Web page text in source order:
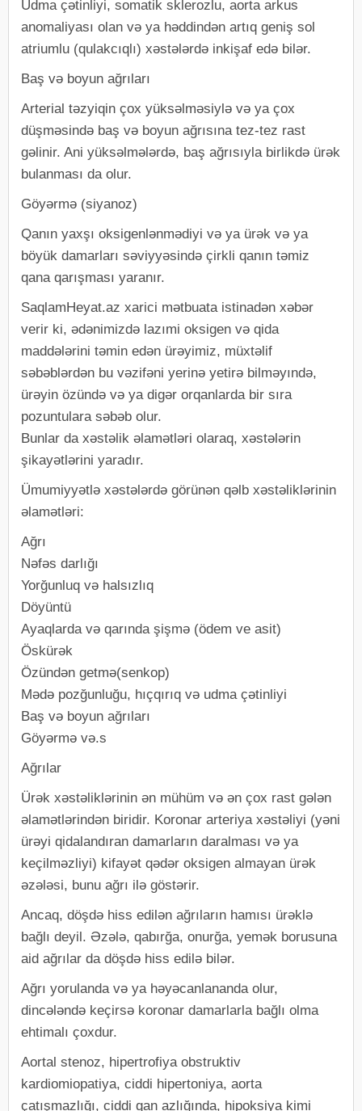
Udma çətinliyi, somatik sklerozlu, aorta arkus
anomaliyası olan və ya həddindən artıq geniş sol
atriumlu (qulakcıqlı) xəstələrdə inkişaf edə bilər.
Baş və boyun ağrıları
Arterial təzyiqin çox yüksəlməsiylə və ya çox
düşməsində baş və boyun ağrısına tez-tez rast
gəlinir. Ani yüksəlmələrdə, baş ağrısıyla birlikdə ürək
bulanması da olur.
Göyərmə (siyanoz)
Qanın yaxşı oksigenlənmədiyi və ya ürək və ya
böyük damarları səviyyəsində çirkli qanın təmiz
qana qarışması yaranır.
SaqlamHeyat.az xarici mətbuata istinadən xəbər
verir ki, ədənimizdə lazımi oksigen və qida
maddələrini təmin edən ürəyimiz, müxtəlif
səbəblərdən bu vəzifəni yerinə yetirə bilməyındə,
ürəyin özündə və ya digər orqanlarda bir sıra
pozuntulara səbəb olur.
Bunlar da xəstəlik əlamətləri olaraq, xəstələrin
şikayətlərini yaradır.
Ümumiyyətlə xəstələrdə görünən qəlb xəstəliklərinin
əlamətləri:
Ağrı
Nəfəs darlığı
Yorğunluq və halsızlıq
Döyüntü
Ayaqlarda və qarında şişmə (ödem ve asit)
Öskürək
Özündən getmə(senkop)
Mədə pozğunluğu, hıçqırıq və udma çətinliyi
Baş və boyun ağrıları
Göyərmə və.s
Ağrılar
Ürək xəstəliklərinin ən mühüm və ən çox rast gələn
əlamətlərindən biridir. Koronar arteriya xəstəliyi (yəni
ürəyi qidalandıran damarların daralması və ya
keçilməzliyi) kifayət qədər oksigen almayan ürək
əzələsi, bunu ağrı ilə göstərir.
Ancaq, döşdə hiss edilən ağrıların hamısı ürəklə
bağlı deyil. Əzələ, qabırğa, onurğa, yemək borusuna
aid ağrılar da döşdə hiss edilə bilər.
Ağrı yorulanda və ya həyəcanlananda olur,
dincələndə keçirsə koronar damarlarla bağlı olma
ehtimalı çoxdur.
Aortal stenoz, hipertrofiya obstruktiv
kardiomiopatiya, ciddi hipertoniya, aorta
çatışmazlığı, ciddi qan azlığında, hipoksiya kimi